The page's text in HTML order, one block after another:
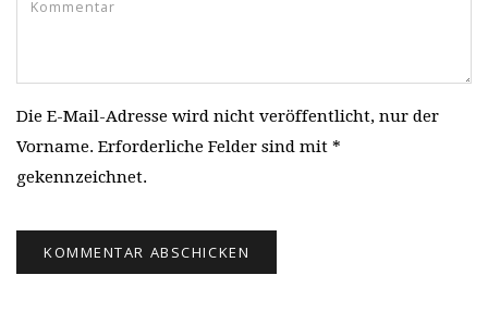
Die E-Mail-Adresse wird nicht veröffentlicht, nur der
Vorname. Erforderliche Felder sind mit *
gekennzeichnet.